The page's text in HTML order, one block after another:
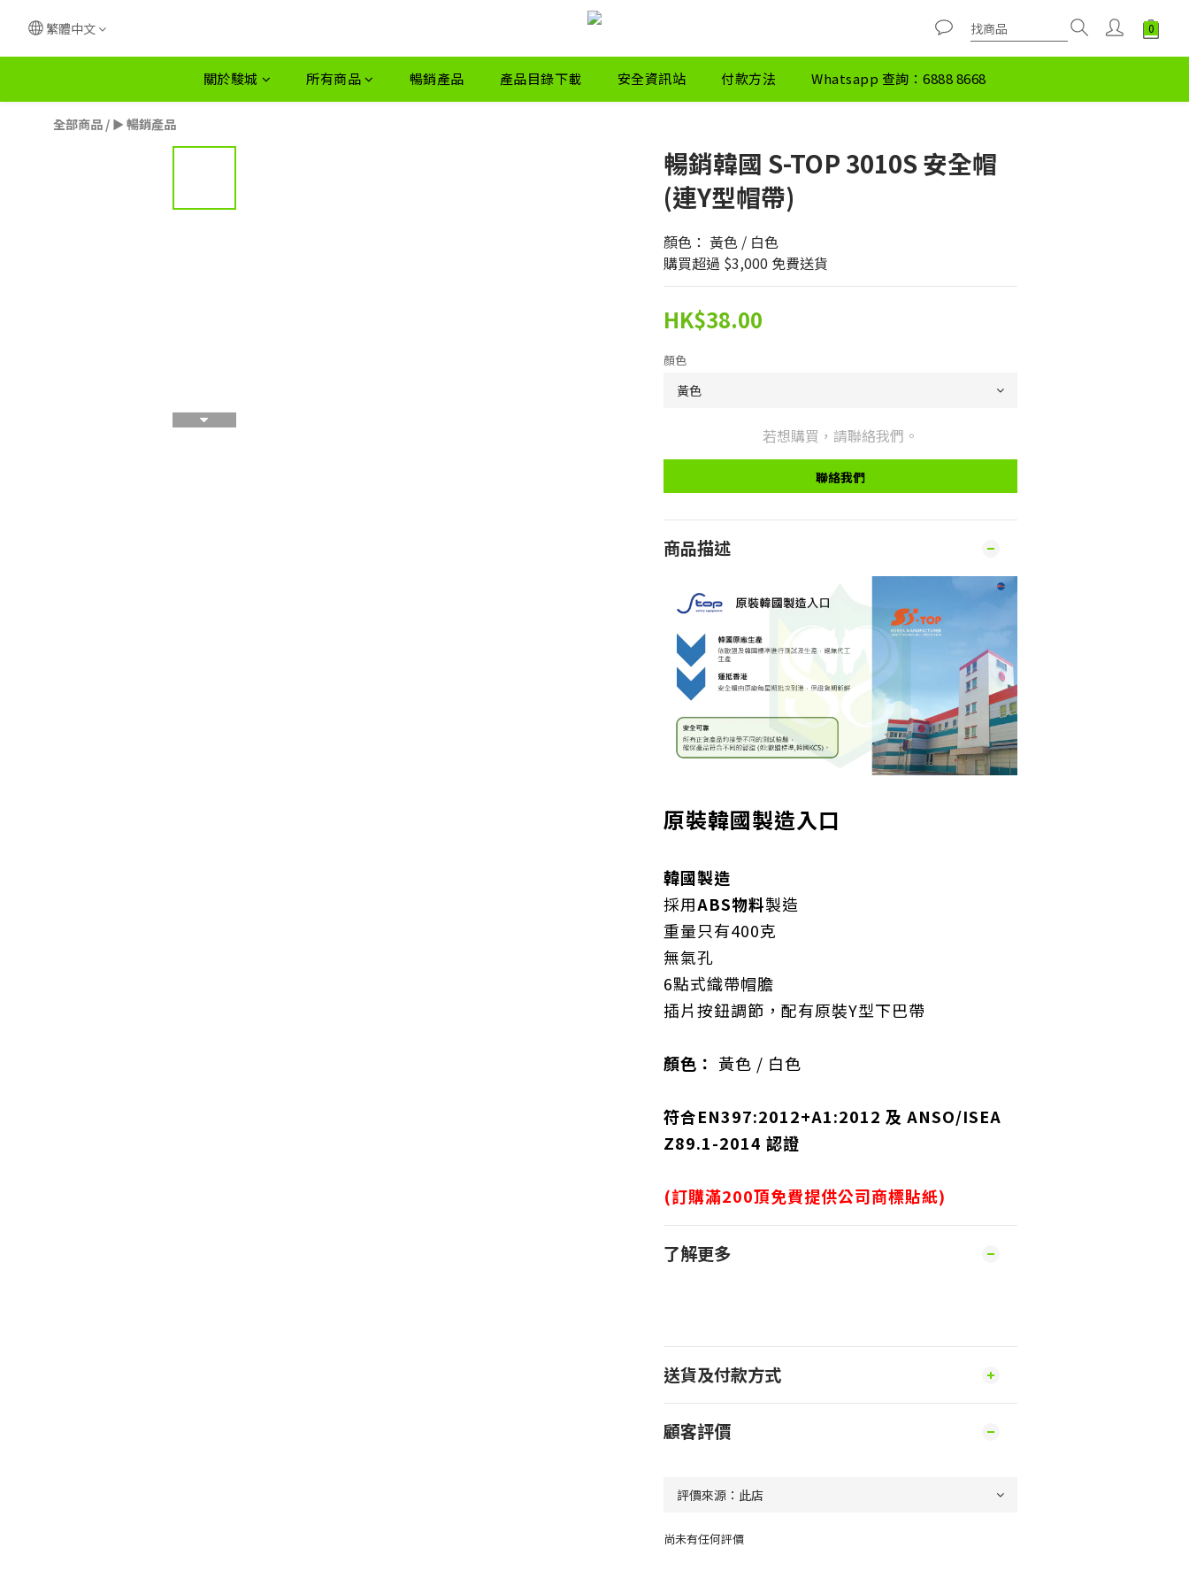
繁體中文
關於駿城 所有商品 暢銷產品 產品目錄下載 安全資訊站 付款方法 Whatsapp 查詢：6888 8668
全部商品 / ► 暢銷產品
暢銷韓國 S-TOP 3010S 安全帽
(連Y型帽帶)
顏色： 黃色 / 白色
購買超過 $3,000 免費送貨
HK$38.00
顏色
若想購買，請聯絡我們。
聯絡我們
商品描述
原裝韓國製造入口
韓國製造
採用ABS物料製造
重量只有400克
無氣孔
6點式織帶帽膽
插片按鈕調節，配有原裝Y型下巴帶
顏色： 黃色 / 白色
符合EN397:2012+A1:2012 及 ANSO/ISEA
Z89.1-2014 認證
(訂購滿200頂免費提供公司商標貼紙)
了解更多
送貨及付款方式
顧客評價
尚未有任何評價